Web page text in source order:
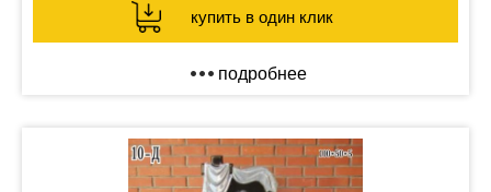
купить в один клик
подробнее